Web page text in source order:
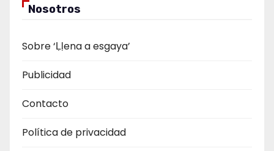
Nosotros
Sobre ‘Ḷḷena a esgaya’
Publicidad
Contacto
Política de privacidad